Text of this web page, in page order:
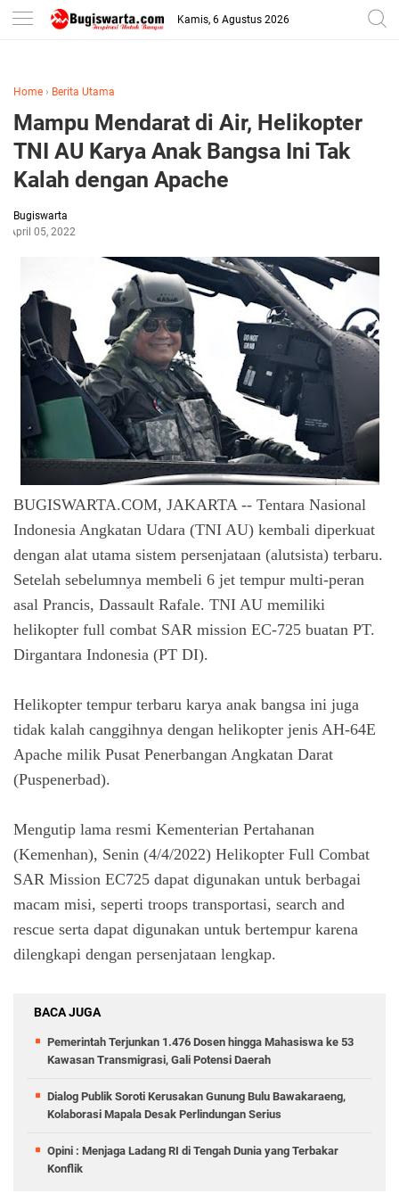
-->
Kamis, 6 Agustus 2026
Home › Berita Utama
Mampu Mendarat di Air, Helikopter
TNI AU Karya Anak Bangsa Ini Tak
Kalah dengan Apache
Bugiswarta
April 05, 2022
BUGISWARTA.COM, JAKARTA -- Tentara Nasional
Indonesia Angkatan Udara (TNI AU) kembali diperkuat
dengan alat utama sistem persenjataan (alutsista) terbaru.
Setelah sebelumnya membeli 6 jet tempur multi-peran
asal Prancis, Dassault Rafale. TNI AU memiliki
helikopter full combat SAR mission EC-725 buatan PT.
Dirgantara Indonesia (PT DI).
Helikopter tempur terbaru karya anak bangsa ini juga
tidak kalah canggihnya dengan helikopter jenis AH-64E
Apache milik Pusat Penerbangan Angkatan Darat
(Puspenerbad).
Mengutip lama resmi Kementerian Pertahanan
(Kemenhan), Senin (4/4/2022) Helikopter Full Combat
SAR Mission EC725 dapat digunakan untuk berbagai
macam misi, seperti troops transportasi, search and
rescue serta dapat digunakan untuk bertempur karena
dilengkapi dengan persenjataan lengkap.
BACA JUGA
Pemerintah Terjunkan 1.476 Dosen hingga Mahasiswa ke 53
Kawasan Transmigrasi, Gali Potensi Daerah
Dialog Publik Soroti Kerusakan Gunung Bulu Bawakaraeng,
Kolaborasi Mapala Desak Perlindungan Serius
Opini : Menjaga Ladang RI di Tengah Dunia yang Terbakar
Konflik